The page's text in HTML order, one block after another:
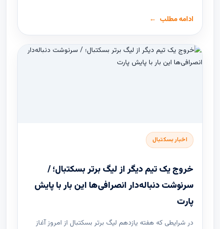
ادامه مطلب
اخبار بسکتبال
خروج یک تیم دیگر از لیگ برتر بسکتبال؛ /
سرنوشت دنباله‌دار انصرافی‌ها این بار با پایش
پارت
در شرایطی که هفته یازدهم لیگ ‌برتر بسکتبال از امروز آغاز